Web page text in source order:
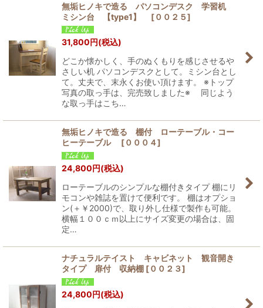
無垢ヒノキで造る パソコンデスク 学習机
ミシン台 【type1】
[００２５]
31,800円(税込)
どこか懐かしく、手のぬくもりを感じさせるや
さしい机 パソコンデスクとして。ミシン台とし
て。丈夫で、末永くお使い頂けます。 ※トップ
写真の取っ手は、完売致しました※ 同じよう
な取っ手はこち…
無垢ヒノキで造る 棚付 ローテーブル・コー
ヒーテーブル [０００４]
24,800円(税込)
ローテーブルのシンプルな棚付きタイプ 棚にリ
モコンや雑誌を置けて便利です。 棚はオプショ
ン(＋￥2000)で、取り外し仕様で製作も可能。
横幅１００ｃｍ以上にサイズ変更の場合は、固
定…
ナチュラルテイスト キャビネット 観音開き
タイプ 扉付 収納棚 [００２３]
24,800円(税込)